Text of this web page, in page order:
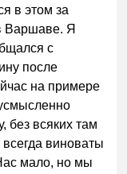
в этом за
Варшаве. Я
с
после
на примере
без всяких там
виноваты
мало, но мы